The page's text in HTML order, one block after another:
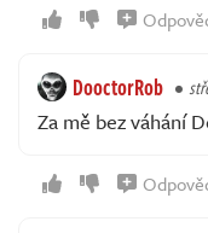
DooctorRob
Za mě bez váhání